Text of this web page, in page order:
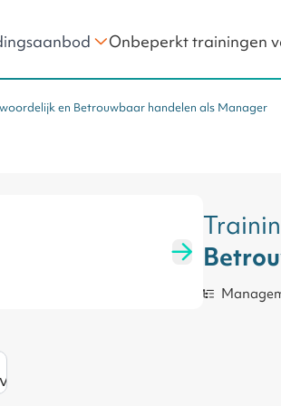
Onbeperkt trainingen
en Betrouwbaar handelen als Manager